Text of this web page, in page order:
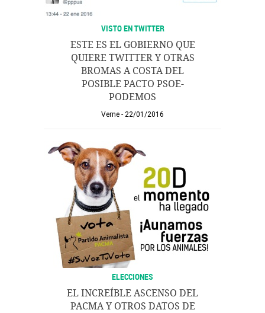
VISTO EN TWITTER
ESTE ES EL GOBIERNO QUE
QUIERE TWITTER Y OTRAS
BROMAS A COSTA DEL
POSIBLE PACTO PSOE-
PODEMOS
Verne 22/01/2016
ELECCIONES
EL INCREÍBLE ASCENSO DEL
PACMA Y OTROS DATOS DE